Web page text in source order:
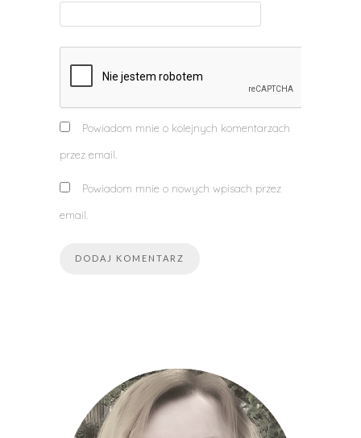
Powiadom mnie o kolejnych komentarzach
przez email.
Powiadom mnie o nowych wpisach przez
email.